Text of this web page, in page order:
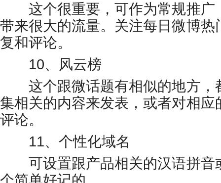
这个很重要，可作为常规推广
带来很大的流量。关注每日微博
复和评论。
10、风云榜
这个跟微话题有相似的地方，
集相关的内容来发表，或者对相
评论。
11、个性化域名
可设置跟产品相关的汉语拼音